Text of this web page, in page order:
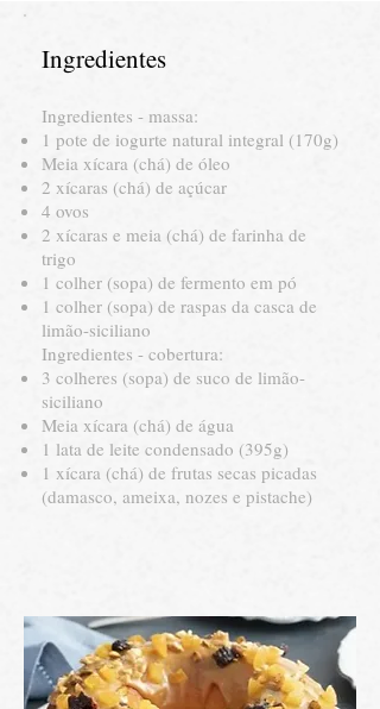
Ingredientes
Ingredientes - massa:
1 pote de iogurte natural integral (170g)
Meia xícara (chá) de óleo
2 xícaras (chá) de açúcar
4 ovos
2 xícaras e meia (chá) de farinha de
trigo
1 colher (sopa) de fermento em pó
1 colher (sopa) de raspas da casca de
limão-siciliano
Ingredientes - cobertura:
3 colheres (sopa) de suco de limão-
siciliano
Meia xícara (chá) de água
1 lata de leite condensado (395g)
1 xícara (chá) de frutas secas picadas
(damasco, ameixa, nozes e pistache)